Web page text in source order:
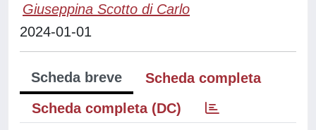
Giuseppina Scotto di Carlo
2024-01-01
Scheda breve
Scheda completa
Scheda completa (DC)